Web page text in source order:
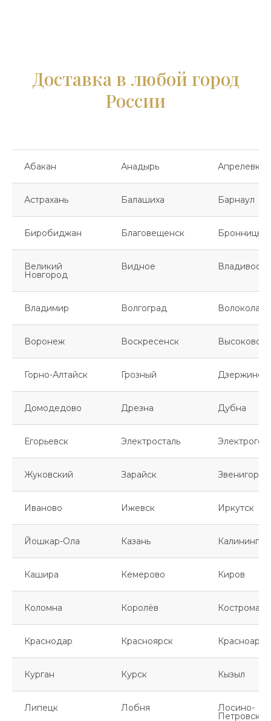
Доставка в любой город
России
Абакан Анадырь Апрелевка
Астрахань Балашиха Барнаул
Биробиджан Благовещенск Бронницы
Великий
Новгород
Видное
Владимир Волгоград
Воронеж Воскресенск Высоковск
Горно-Алтайск Грозный
Домодедово Дрезна Дубна
Егорьевск Электросталь
Жуковский Зарайск Звенигород
Иваново Ижевск Иркутск
Йошкар-Ола Казань
Кашира Кемерово Киров
Коломна Королёв Кострома
Краснодар Красноярск
Курган Курск Кызыл
Липецк Лобня Лосино-
Петровский